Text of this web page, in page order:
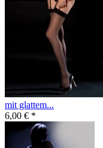
mit glattem...
6,00 € *